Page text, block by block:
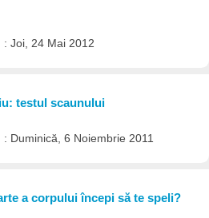
: Joi, 24 Mai 2012
testul scaunului
: Duminică, 6 Noiembrie 2011
a corpului începi să te speli?